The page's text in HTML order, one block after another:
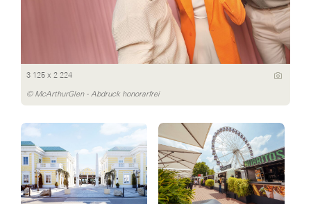
3 125 x 2 224
© McArthurGlen - Abdruck honorarfrei